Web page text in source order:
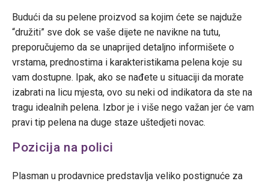
Budući da su pelene proizvod sa kojim ćete se najduže
“družiti” sve dok se vaše dijete ne navikne na tutu,
preporučujemo da se unaprijed detaljno informišete o
vrstama, prednostima i karakteristikama pelena koje su
vam dostupne. Ipak, ako se nađete u situaciji da morate
izabrati na licu mjesta, ovo su neki od indikatora da ste na
tragu idealnih pelena. Izbor je i više nego važan jer će vam
pravi tip pelena na duge staze uštedjeti novac.
Pozicija na polici
Plasman u prodavnice predstavlja veliko postignuće za